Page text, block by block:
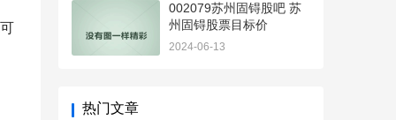
002079苏州固锝股吧 苏
州固锝股票目标价
2024-06-13
热门文章